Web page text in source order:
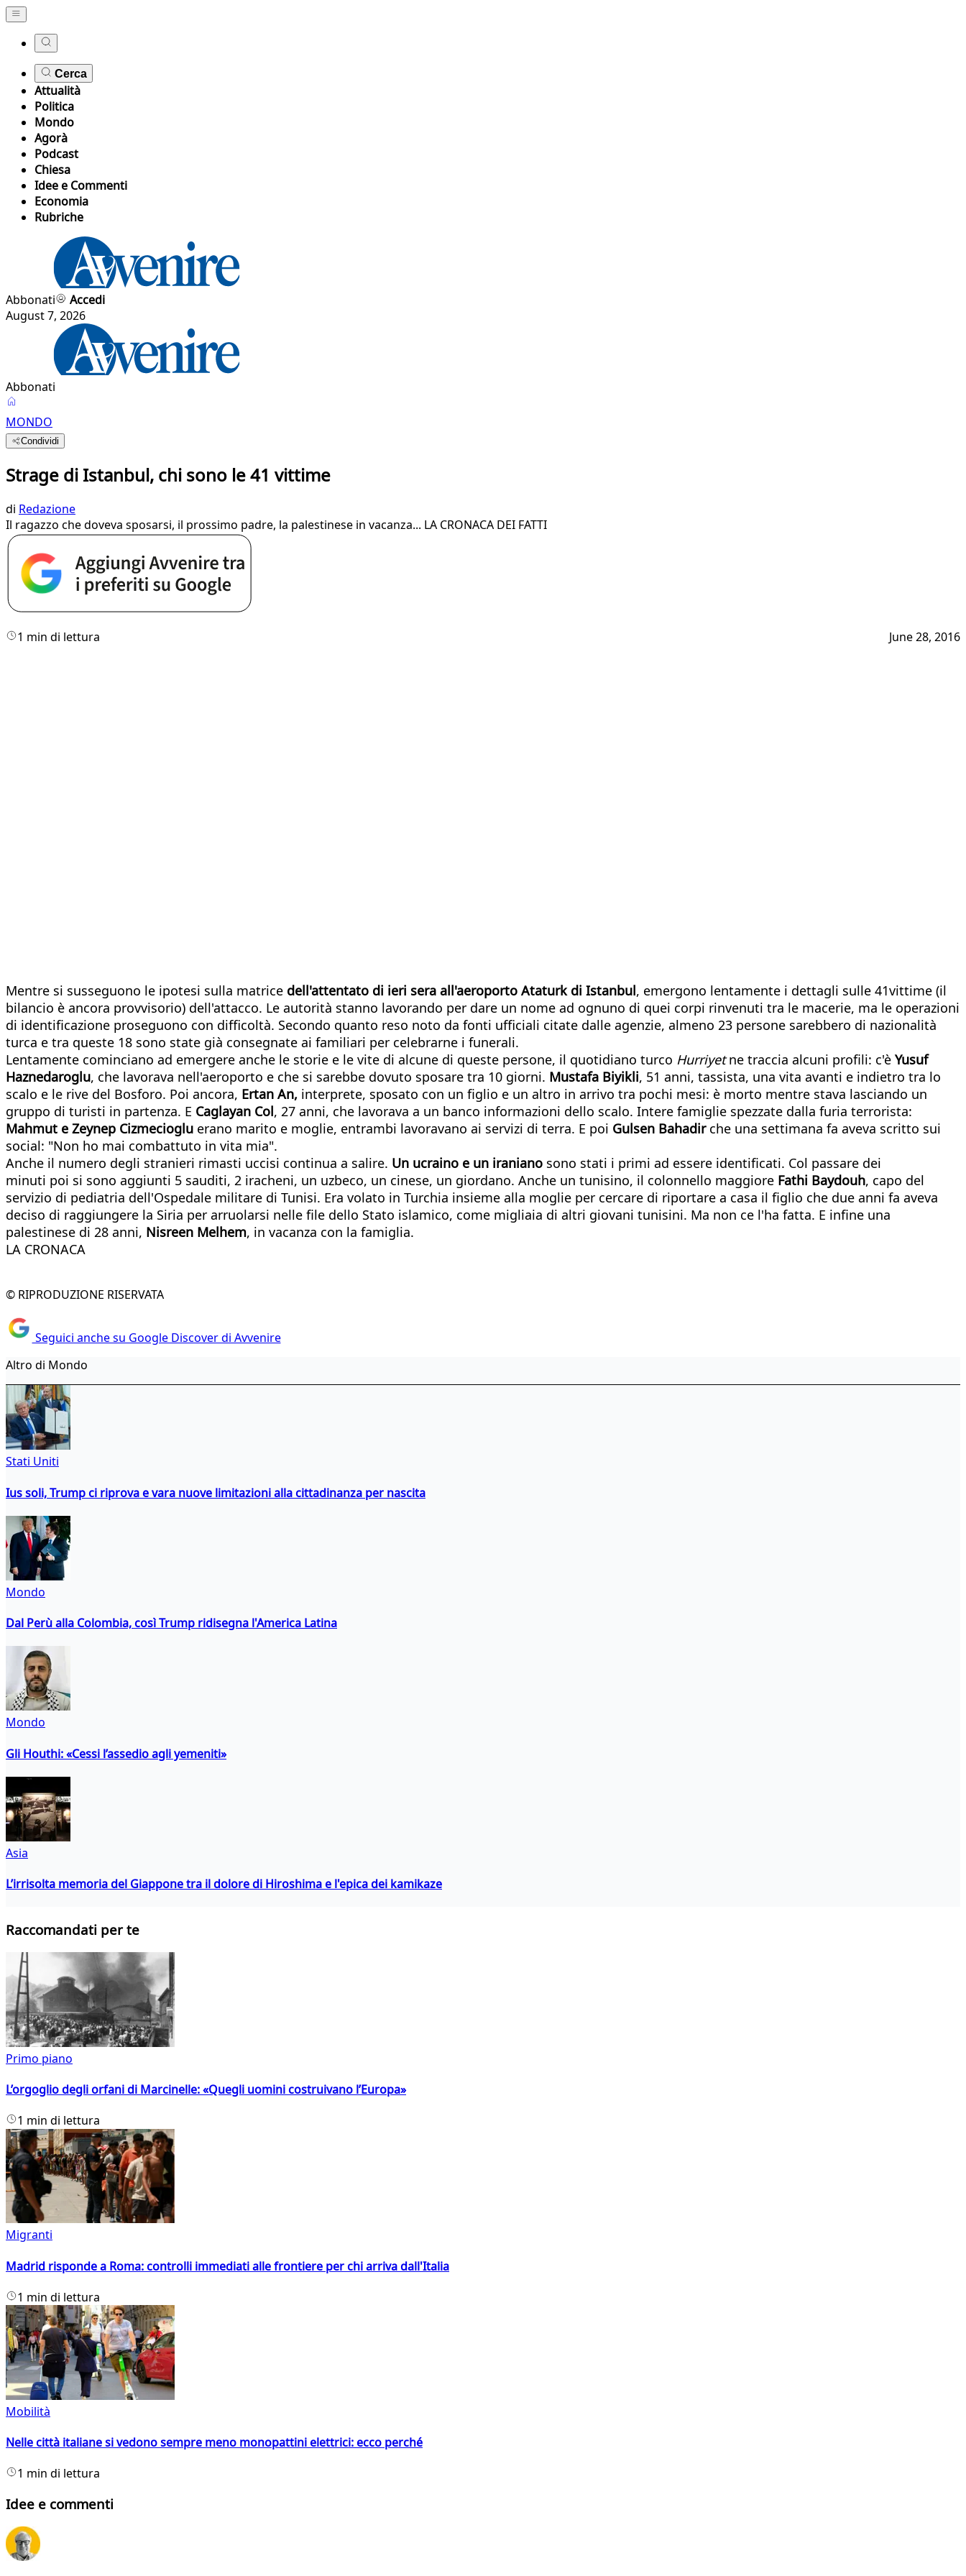
Cerca
Attualità
Politica
Mondo
Agorà
Podcast
Chiesa
Idee e Commenti
Economia
Rubriche
Abbonati
Accedi
August 7, 2026
Abbonati
MONDO
Condividi
Strage di Istanbul, chi sono le 41 vittime
di Redazione
Il ragazzo che doveva sposarsi, il prossimo padre, la palestinese in vacanza... LA CRONACA DEI FATTI
1 min di lettura June 28, 2016
Mentre si susseguono le ipotesi sulla matrice dell'attentato di ieri sera all'aeroporto Ataturk di Istanbul, emergono lentamente i dettagli sulle 41vittime (il
bilancio è ancora provvisorio) dell'attacco. Le autorità stanno lavorando per dare un nome ad ognuno di quei corpi rinvenuti tra le macerie, ma le operazioni
di identificazione proseguono con difficoltà. Secondo quanto reso noto da fonti ufficiali citate dalle agenzie, almeno 23 persone sarebbero di nazionalità
turca e tra queste 18 sono state già consegnate ai familiari per celebrarne i funerali.
Lentamente cominciano ad emergere anche le storie e le vite di alcune di queste persone, il quotidiano turco Hurriyetne traccia alcuni profili: c'è Yusuf
Haznedaroglu, che lavorava nell'aeroporto e che si sarebbe dovuto sposare tra 10 giorni. Mustafa Biyikli, 51 anni, tassista, una vita avanti e indietro tra lo
scalo e le rive del Bosforo. Poi ancora, Ertan An, interprete, sposato con un figlio e un altro in arrivo tra pochi mesi: è morto mentre stava lasciando un
gruppo di turisti in partenza. E Caglayan Col, 27 anni, che lavorava a un banco informazioni dello scalo. Intere famiglie spezzate dalla furia terrorista:
Mahmut e Zeynep Cizmecioglu erano marito e moglie, entrambi lavoravano ai servizi di terra. E poi Gulsen Bahadir che una settimana fa aveva scritto sui
social: "Non ho mai combattuto in vita mia".
Anche il numero degli stranieri rimasti uccisi continua a salire. Un ucraino e un iraniano sono stati i primi ad essere identificati. Col passare dei
minuti poi si sono aggiunti 5 sauditi, 2 iracheni, un uzbeco, un cinese, un giordano. Anche un tunisino, il colonnello maggiore Fathi Baydouh, capo del
servizio di pediatria dell'Ospedale militare di Tunisi. Era volato in Turchia insieme alla moglie per cercare di riportare a casa il figlio che due anni fa aveva
deciso di raggiungere la Siria per arruolarsi nelle file dello Stato islamico, come migliaia di altri giovani tunisini. Ma non ce l'ha fatta. E infine una
palestinese di 28 anni, Nisreen Melhem, in vacanza con la famiglia.
LA CRONACA
© RIPRODUZIONE RISERVATA
Seguici anche su Google Discover di Avvenire
Altro di Mondo
Stati Uniti
Ius soli, Trump ci riprova e vara nuove limitazioni alla cittadinanza per nascita
Mondo
Dal Perù alla Colombia, così Trump ridisegna l'America Latina
Mondo
Gli Houthi: «Cessi l’assedio agli yemeniti»
Asia
L’irrisolta memoria del Giappone tra il dolore di Hiroshima e l'epica dei kamikaze
Raccomandati per te
Primo piano
L’orgoglio degli orfani di Marcinelle: «Quegli uomini costruivano l’Europa»
1 min di lettura
Migranti
Madrid risponde a Roma: controlli immediati alle frontiere per chi arriva dall'Italia
1 min di lettura
Mobilità
Nelle città italiane si vedono sempre meno monopattini elettrici: ecco perché
1 min di lettura
Idee e commenti